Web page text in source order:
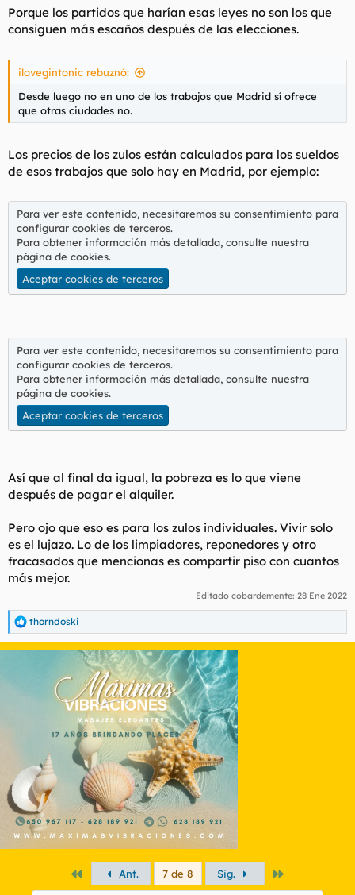
Porque los partidos que harían esas leyes no son los que
consiguen más escaños después de las elecciones.
ilovegintonic rebuznó:
Desde luego no en uno de los trabajos que Madrid sí ofrece
que otras ciudades no.
Los precios de los zulos están calculados para los sueldos
de esos trabajos que solo hay en Madrid, por ejemplo:
Para ver este contenido, necesitaremos su consentimiento para
configurar cookies de terceros.
Para obtener información más detallada, consulte nuestra
página de cookies.
Aceptar cookies de terceros
Para ver este contenido, necesitaremos su consentimiento para
configurar cookies de terceros.
Para obtener información más detallada, consulte nuestra
página de cookies.
Aceptar cookies de terceros
Así que al final da igual, la pobreza es lo que viene
después de pagar el alquiler.
Pero ojo que eso es para los zulos individuales. Vivir solo
es el lujazo. Lo de los limpiadores, reponedores y otro
fracasados que mencionas es compartir piso con cuantos
más mejor.
Editado cobardemente: 28 Ene 2022
R
e
a
thorndoski
PrimeroAnt. 7 de 8 Sig.